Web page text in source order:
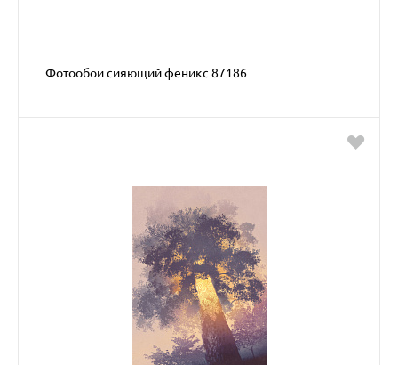
Фотообои сияющий феникс 87186